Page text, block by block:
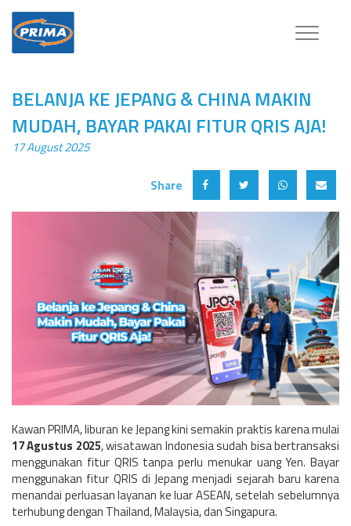
Toggle
BELANJA KE JEPANG & CHINA MAKIN
MUDAH, BAYAR PAKAI FITUR QRIS AJA!
17 August 2025
Share
Kawan PRIMA, liburan ke Jepang kini semakin praktis karena mulai
17 Agustus 2025, wisatawan Indonesia sudah bisa bertransaksi
menggunakan fitur QRIS tanpa perlu menukar uang Yen. Bayar
menggunakan fitur QRIS di Jepang menjadi sejarah baru karena
menandai perluasan layanan ke luar ASEAN, setelah sebelumnya
terhubung dengan Thailand, Malaysia, dan Singapura.